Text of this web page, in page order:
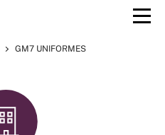
GM7 UNIFORMES